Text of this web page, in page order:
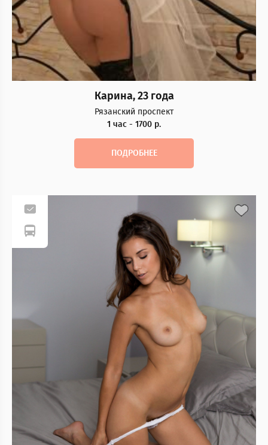
Карина, 23 года
Рязанский проспект
1 час - 1700 р.
ПОДРОБНЕЕ